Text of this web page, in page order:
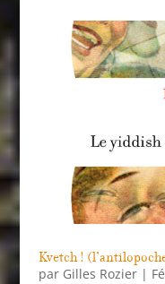
Kvetch !
par Gilles Rozier|